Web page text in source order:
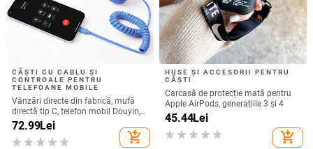
CĂȘTI CU CABLU ȘI
CONTROALE PENTRU
TELEFOANE MOBILE
Vânzări directe din fabrică, mufă
directă tip C, telefon mobil Douyin,
internet celebru, telefon mobil,
microfon electric, port C, căști cu fir,
cască
72.99Lei
add_shopping_cart
HUSE ȘI ACCESORII PENTRU
CĂȘTI
Carcasă de protecție mată pentru
Apple AirPods, generațiile 3 și 4
45.44Lei
add_shopping_cart